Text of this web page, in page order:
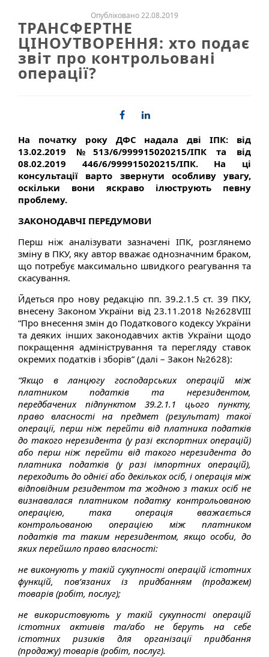
Опубліковано 22.08.2019
ТРАНСФЕРТНЕ
ЦІНОУТВОРЕННЯ: хто подає
звіт про контрольовані
операції?
На початку року ДФС надала дві ІПК: від
13.02.2019 №513/6/99­99­15­02­02­15/ІПК та від
08.02.2019 446/6/99­99­15­02­02­15/ІПК. На ці
консультації варто звернути особливу увагу,
оскільки вони яскраво ілюструють певну
проблему.
ЗАКОНОДАВЧІ ПЕРЕДУМОВИ
Перш ніж аналізувати зазначені ІПК, розглянемо
зміну в ПКУ, яку автор вважає однозначним браком,
що потребує максимально швидкого реагування та
скасування.
Йдеться про нову редакцію пп. 39.2.1.5 ст. 39 ПКУ,
внесену Законом України від 23.11.2018 №2628­VIII
“Про внесення змін до Податкового кодексу України
та деяких інших законодавчих актів України щодо
покращення адміністрування та перегляду ставок
окремих податків і зборів” (далі – Закон №2628):
“Якщо в ланцюгу господарських операцій між
платником податків та нерезидентом,
передбачених підпунктом 39.2.1.1 цього пункту,
право власності на предмет (результат) такої
операції, перш ніж перейти від платника податків
до такого нерезидента (у разі експортних операцій)
або перш ніж перейти від такого нерезидента до
платника податків (у разі імпортних операцій),
переходить до однієї або декількох осіб, і операція між
відповідним резидентом та жодною з таких осіб не
визнавалася платником податку контрольованою
операцією, така операція вважається
контрольованою операцією між платником
податків та таким нерезидентом, якщо особи, до
яких перейшло право власності:
не виконують у такій сукупності операцій істотних
функцій, пов’язаних із придбанням (продажем)
товарів (робіт, послуг);
не використовують у такій сукупності операцій
істотних активів та/або не беруть на себе
істотних ризиків для організації придбання
(продажу) товарів (робіт, послуг).